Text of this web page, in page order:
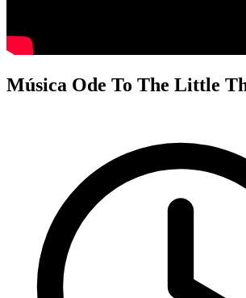
Música Ode To The Little